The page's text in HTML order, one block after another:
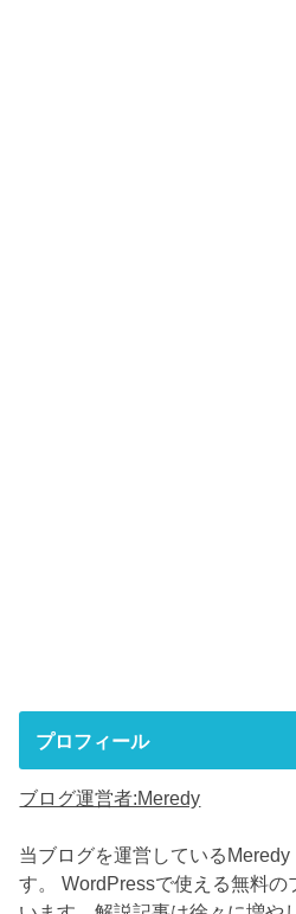
プロフィール
ブログ運営者:Meredy
当ブログを運営しているMeredy
す。 WordPressで使える無料の